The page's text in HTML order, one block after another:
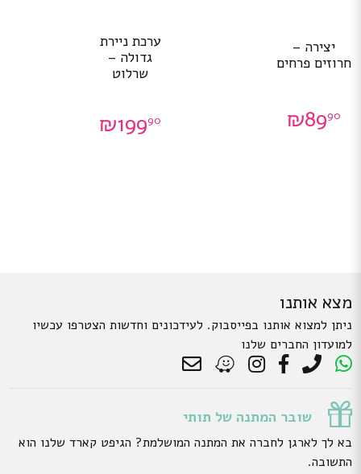
יצירה –
חרוזים פרחים
₪8990
ערכת ניירת
גדולה –
שרלוט
₪19990
מצא אותנו
ניתן למצוא אותנו בפייסבוק. לעידכונים וחדשות הצטרפו עכשיו
למועדון החברים שלנו
שובר המתנה של תותי
בא לך לארגן לחברה את המתנה המושלמת? הגיפט קארד שלנו הוא
התשובה.